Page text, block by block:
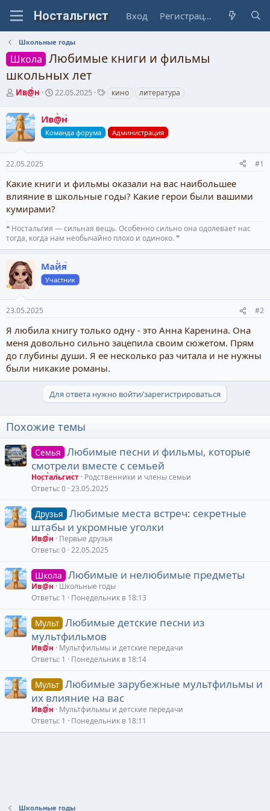
Вход Регистрация
Школьные годы
Школа Любимые книги и фильмы
школьных лет
А
т
о
р
м
Ив@н
Д
т
а
н
ч
а
22.05.2025
и
кино литература
Ив@н
Команда форума Администрация
22.05.2025 #1
Какие книги и фильмы оказали на вас наибольшее
влияние в школьные годы? Какие герои были вашими
кумирами?
❝ Ностальгия — сильная вещь. Особенно сильно она одолевает нас
тогда, когда нам необычайно плохо и одиноко. ❞
Майя
Участник
23.05.2025 #2
Я любила книгу только одну - это Анна Каренина. Она
меня довольно сильно зацепила своим сюжетом. Прям
до глубины души. Я ее несколько раз читала и не нужны
были никакие романы.
Для ответа нужно войти/зарегистрироваться
Похожие темы
Семья Любимые песни и фильмы, которые
смотрели вместе с семьей
Ностальгист Родственники и члены семьи
Ответы 0 23.05.2025
Друзья Любимые места встреч: секретные
штабы и укромные уголки
Ив@н
Первые друзья
Ответы 0 22.05.2025
Школа Любимые и нелюбимые предметы
Ив@н
Школьные годы
Ответы 1 Понедельник в 18:13
Мульт Любимые детские песни из
мультфильмов
Ив@н
Мультфильмы и детские передачи
Ответы 1 Понедельник в 18:14
Мульт Любимые зарубежные мультфильмы и
их влияние на вас
Ив@н
Мультфильмы и детские передачи
Ответы 1 Понедельник в 18:11
Школьные годы